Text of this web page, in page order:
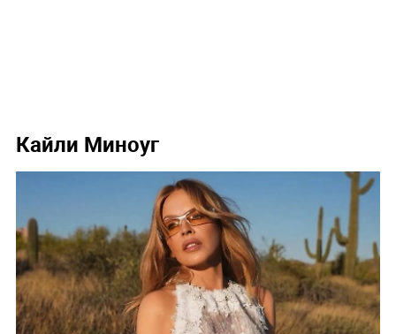
Кайли Миноуг